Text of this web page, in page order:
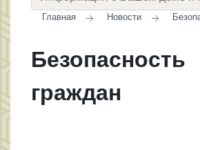
Главная Новости
Безопасность
граждан